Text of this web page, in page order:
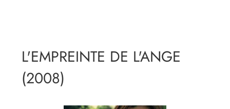
L'EMPREINTE DE L'ANGE
(2008)